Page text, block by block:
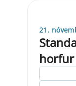
21.
horfur